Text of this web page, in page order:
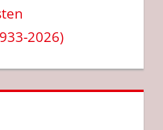
2026)